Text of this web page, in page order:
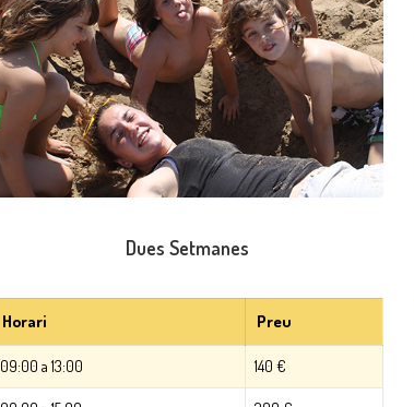
Dues Setmanes
Horari Preu
09:00 a 13:00 140 €